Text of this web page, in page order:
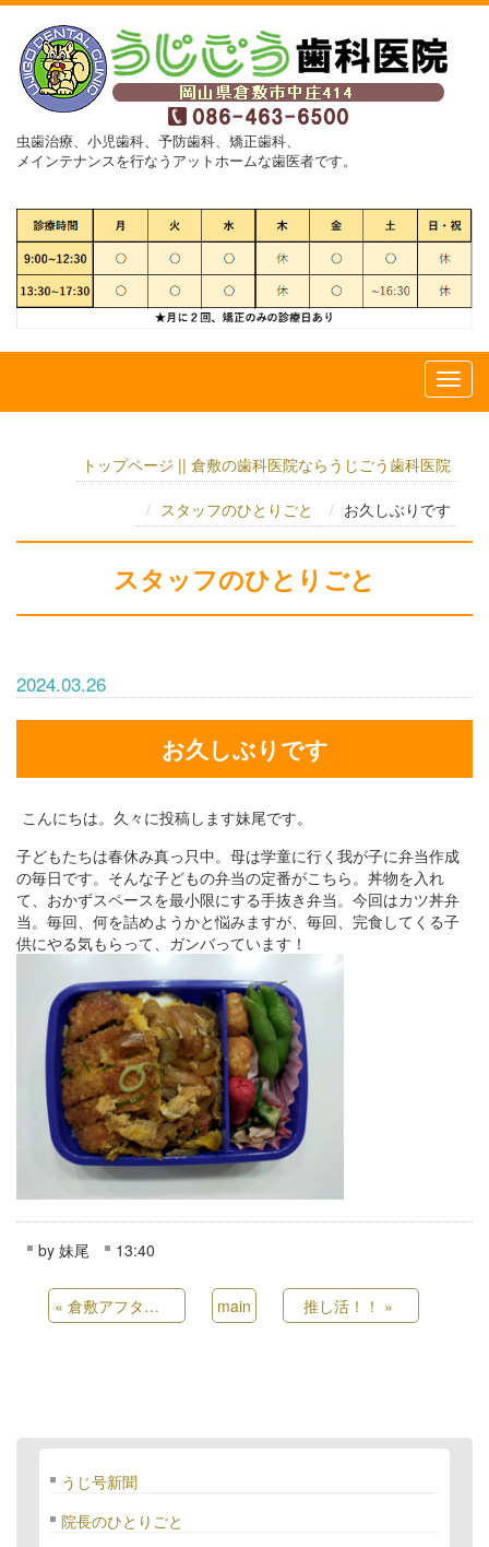
虫歯治療、小児歯科、予防歯科、矯正歯科、
メインテナンスを行なうアットホームな歯医者です。
トップページ || 倉敷の歯科医院ならうじごう歯科医院
スタッフのひとりごと お久しぶりです
スタッフのひとりごと
2024.03.26
お久しぶりです
こんにちは。久々に投稿します妹尾です。
子どもたちは春休み真っ只中。母は学童に行く我が子に弁当作成
の毎日です。そんな子どもの弁当の定番がこちら。丼物を入れ
て、おかずスペースを最小限にする手抜き弁当。今回はカツ丼弁
当。毎回、何を詰めようかと悩みますが、毎回、完食してくる子
供にやる気もらって、ガンバっています！
by 妹尾 13:40
«倉敷アフタヌーンティー♡ main 推し活！！ »
うじ号新聞
院長のひとりごと